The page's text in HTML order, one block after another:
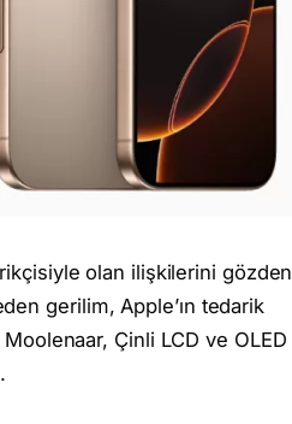
olan ilişkilerini gözden
gerilim, Apple’ın tedarik
Çinli LCD ve OLED